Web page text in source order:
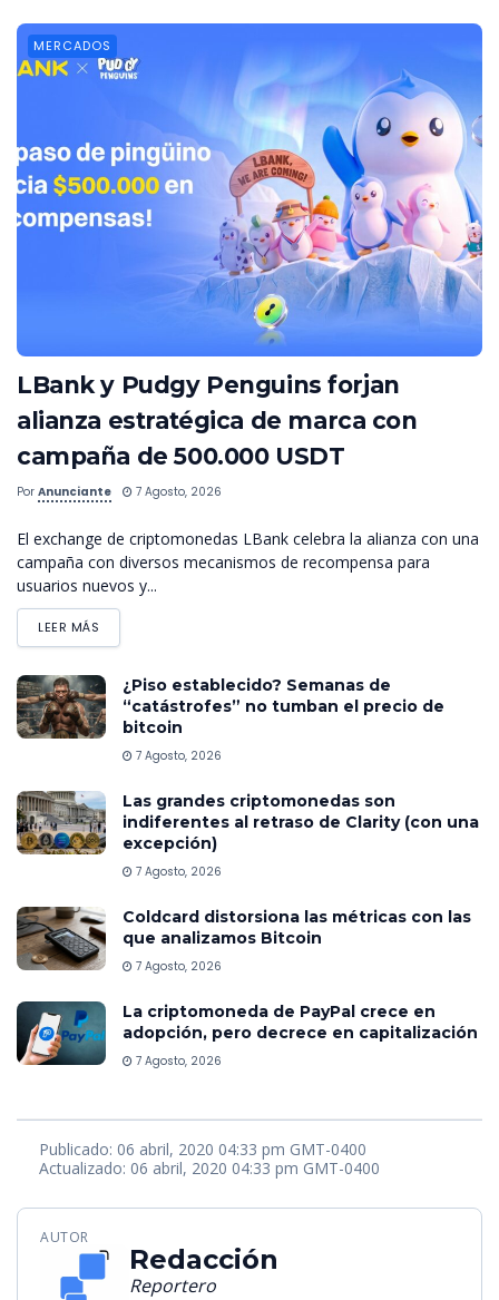
MERCADOS
LBank y Pudgy Penguins forjan
alianza estratégica de marca con
campaña de 500.000 USDT
Por Anunciante 7 Agosto, 2026
El exchange de criptomonedas LBank celebra la alianza con una
campaña con diversos mecanismos de recompensa para
usuarios nuevos y...
LEER MÁS
¿Piso establecido? Semanas de
“catástrofes” no tumban el precio de
bitcoin
7 Agosto, 2026
Las grandes criptomonedas son
indiferentes al retraso de Clarity (con una
excepción)
7 Agosto, 2026
Coldcard distorsiona las métricas con las
que analizamos Bitcoin
7 Agosto, 2026
La criptomoneda de PayPal crece en
adopción, pero decrece en capitalización
7 Agosto, 2026
Publicado: 06 abril, 2020 04:33 pm GMT-0400
Actualizado: 06 abril, 2020 04:33 pm GMT-0400
AUTOR
Redacción
Reportero